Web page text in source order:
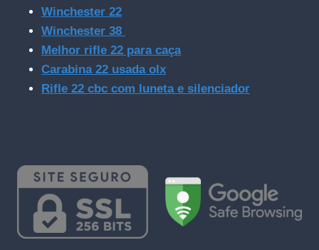
Winchester 22
Winchester 38
Melhor rifle 22 para caça
Carabina 22 usada olx
Rifle 22 cbc com luneta e silenciador